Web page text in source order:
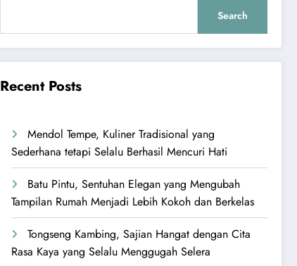
Search
Recent Posts
Mendol Tempe, Kuliner Tradisional yang
Sederhana tetapi Selalu Berhasil Mencuri Hati
Batu Pintu, Sentuhan Elegan yang Mengubah
Tampilan Rumah Menjadi Lebih Kokoh dan Berkelas
Tongseng Kambing, Sajian Hangat dengan Cita
Rasa Kaya yang Selalu Menggugah Selera